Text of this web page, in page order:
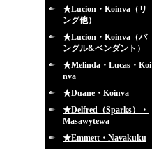
★Lucion・Koinva（リ
ング他）
★Lucion・Koinva（バ
ングル&ペンダント）
★Melinda・Lucas・Koi
nva
★Duane・Koinva
★Delfred（Sparks）・
Masawytewa
★Emmett・Navakuku